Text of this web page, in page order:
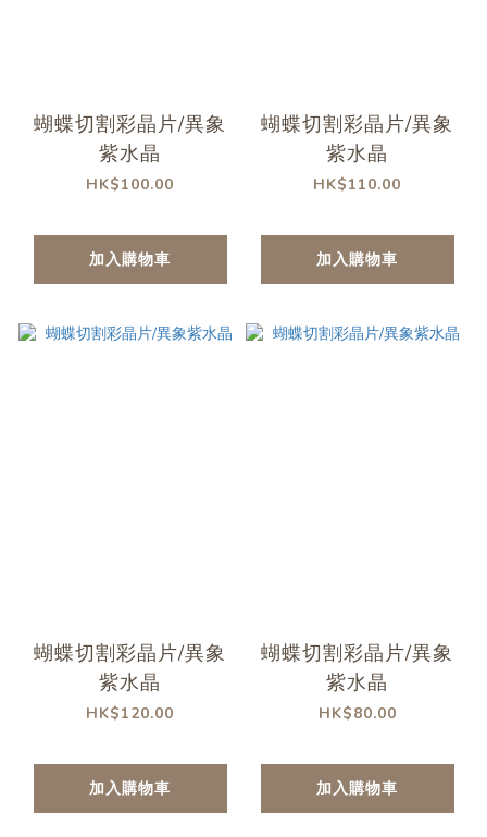
蝴蝶切割彩晶片/異象
紫水晶
HK$100.00
加入購物車
蝴蝶切割彩晶片/異象
紫水晶
HK$110.00
加入購物車
蝴蝶切割彩晶片/異象
紫水晶
HK$120.00
加入購物車
蝴蝶切割彩晶片/異象
紫水晶
HK$80.00
加入購物車